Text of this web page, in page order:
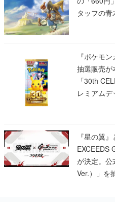
タッフの
『ポケモ
抽選販売が
「30th
レミアム
ー」「
『星の翼
EXCEEDS
が決定。公
Ver.）」を